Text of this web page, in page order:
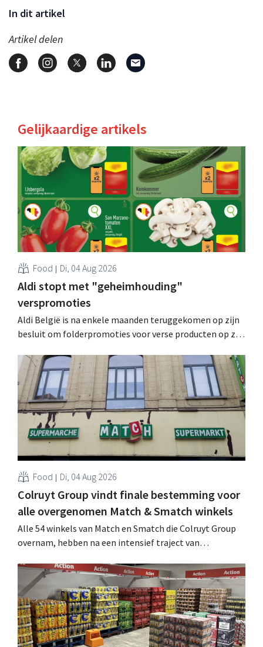
In dit artikel
Artikel delen
Gelijkaardige artikels
Food Di, 04 Aug 2026
Aldi stopt met "geheimhouding"
verspromoties
Aldi België is na enkele maanden teruggekomen op zijn
besluit om folderpromoties voor verse producten op zijn
werking treden: "Onze klanten willen goed
geïnformeerd worden." .
Food Di, 04 Aug 2026
Colruyt Group vindt finale bestemming voor
alle overgenomen Match & Smatch winkels
Alle 54 winkels van Match en Smatch die Colruyt Group
overnam, hebben na een intensief traject van
Al is die bestemming voor sommige panden een sluiting.